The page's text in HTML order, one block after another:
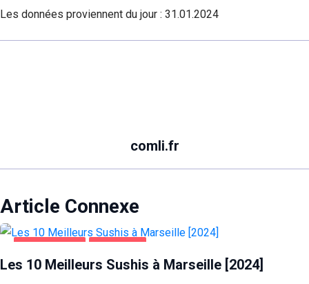
Les données proviennent du jour : 31.01.2024
comli.fr
Article Connexe
Les 10 Meilleurs Sushis à Marseille [2024]